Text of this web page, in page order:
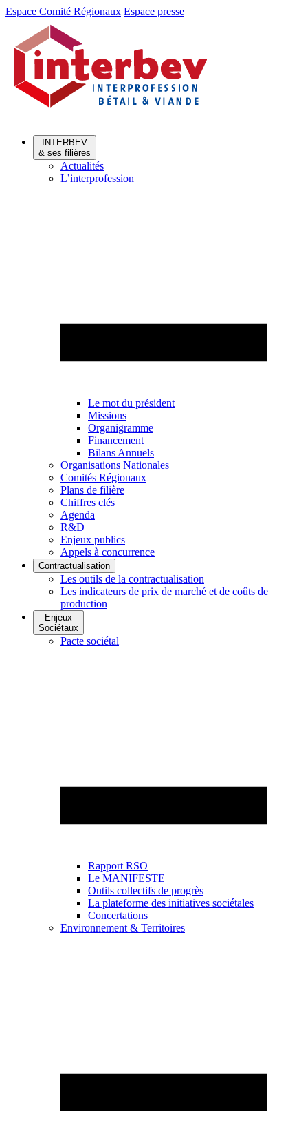
Aller
Aller
contenu
Espace Comité Régionaux Espace presse
INTERBEV
& ses filières
Actualités
L’interprofession
Le mot du président
Missions
Organigramme
Financement
Bilans Annuels
Organisations Nationales
Comités Régionaux
Plans de filière
Chiffres clés
Agenda
R&D
Enjeux publics
Appels à concurrence
Contractualisation
Les outils de la contractualisation
Les indicateurs de prix de marché et de coûts de
production
Enjeux
Sociétaux
Pacte sociétal
Rapport RSO
Le MANIFESTE
Outils collectifs de progrès
La plateforme des initiatives sociétales
Concertations
Environnement & Territoires